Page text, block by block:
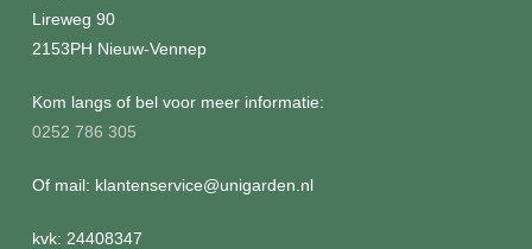
Lireweg 90
2153PH Nieuw-Vennep
Kom langs of bel voor meer informatie:
0252 786 305
Of mail: klantenservice@unigarden.nl
kvk: 24408347